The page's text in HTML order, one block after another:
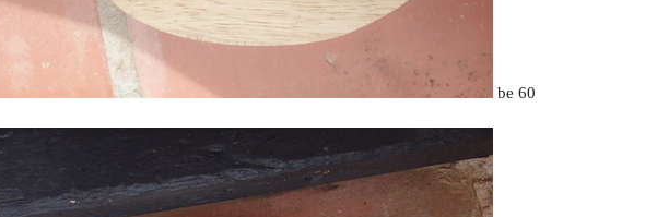
be 60